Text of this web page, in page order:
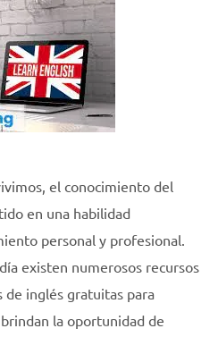
el conocimiento del
en una habilidad
personal y profesional.
existen numerosos recursos
de inglés gratuitas para
la oportunidad de